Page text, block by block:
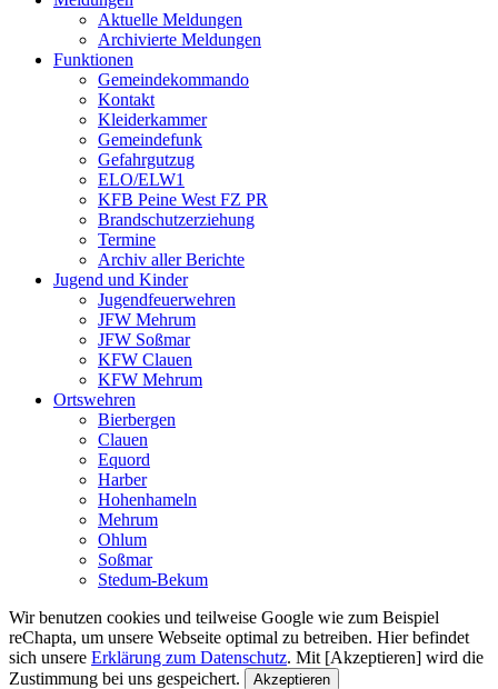
Aktuelle Meldungen
Archivierte Meldungen
Funktionen
Gemeindekommando
Kontakt
Kleiderkammer
Gemeindefunk
Gefahrgutzug
ELO/ELW1
KFB Peine West FZ PR
Brandschutzerziehung
Termine
Archiv aller Berichte
Jugend und Kinder
Jugendfeuerwehren
JFW Mehrum
JFW Soßmar
KFW Clauen
KFW Mehrum
Ortswehren
Bierbergen
Clauen
Equord
Harber
Hohenhameln
Mehrum
Ohlum
Soßmar
Stedum-Bekum
Wir benutzen cookies und teilweise Google wie zum Beispiel
reChapta, um unsere Webseite optimal zu betreiben. Hier befindet
sich unsere Erklärung zum Datenschutz. Mit [Akzeptieren] wird die
Zustimmung bei uns gespeichert.
Akzeptieren